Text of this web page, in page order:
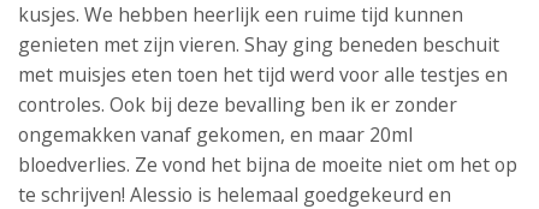
kusjes. We hebben heerlijk een ruime tijd kunnen
genieten met zijn vieren. Shay ging beneden beschuit
met muisjes eten toen het tijd werd voor alle testjes en
controles. Ook bij deze bevalling ben ik er zonder
ongemakken vanaf gekomen, en maar 20ml
bloedverlies. Ze vond het bijna de moeite niet om het op
te schrijven! Alessio is helemaal goedgekeurd en